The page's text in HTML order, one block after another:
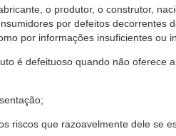
o produtor, o construtor,
por defeitos decorrentes
por informações insuficientes ou
é defeituoso quando não oferece
riscos que razoavelmente dele se